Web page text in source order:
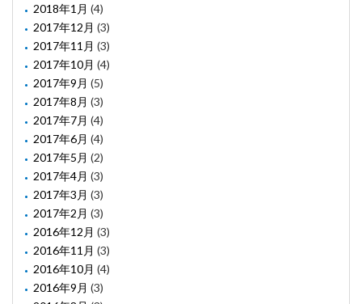
2018年1月 (4)
2017年12月 (3)
2017年11月 (3)
2017年10月 (4)
2017年9月 (5)
2017年8月 (3)
2017年7月 (4)
2017年6月 (4)
2017年5月 (2)
2017年4月 (3)
2017年3月 (3)
2017年2月 (3)
2016年12月 (3)
2016年11月 (3)
2016年10月 (4)
2016年9月 (3)